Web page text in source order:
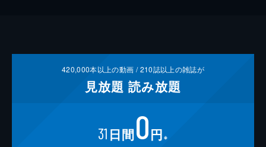
420,000本以上の動画 /210誌以上の雑誌が
見放題 読み放題
31 日間0円 ※